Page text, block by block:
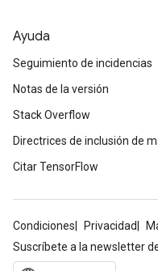
Ayuda
Seguimiento de incidencias
Notas de la versión
Stack Overflow
Directrices de inclusión de
Citar TensorFlow
Condiciones Privacidad
Suscríbete a la newsletter